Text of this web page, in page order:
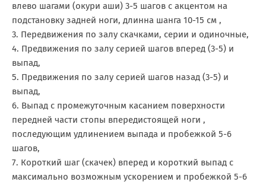
влево шагами (окури аши) 3-5 шагов с акцентом на
подстановку задней ноги, длинна шанга 10-15 см ,
3. Передвижения по залу скачками, серии и одиночные,
4. Предвижения по залу серией шагов вперед (3-5) и
выпад,
5. Предвижения по залу серией шагов назад (3-5) и
выпад,
6. Выпад с промежуточным касанием поверхности
передней части стопы впередистоящей ноги ,
последующим удлинением выпада и пробежкой 5-6
шагов,
7. Короткий шаг (скачек) вперед и короткий выпад с
максимально возможным ускорением и пробежкой 5-6